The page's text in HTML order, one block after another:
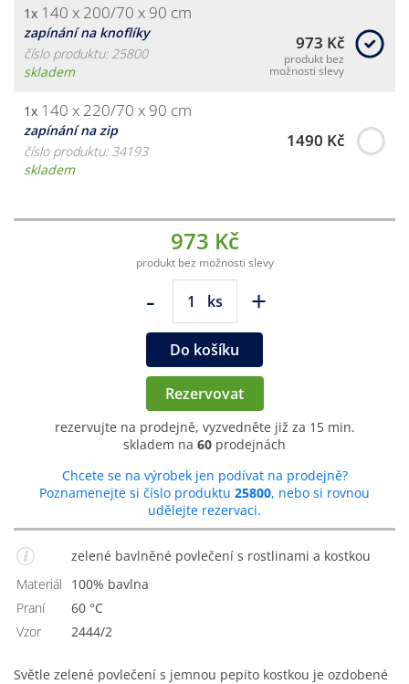
1x 140 x 200/70 x 90 cm
zapínání na knoflíky
číslo produktu: 25800
skladem
973 Kč
produkt bez
možnosti slevy
1x 140 x 220/70 x 90 cm
zapínání na zip
číslo produktu: 34193
skladem
1490 Kč
973 Kč
produkt bez možnosti slevy
- ks +
Do košíku
Rezervovat
rezervujte na prodejně, vyzvedněte již za 15 min.
skladem na 60 prodejnách
Chcete se na výrobek jen podívat na prodejně?
Poznamenejte si číslo produktu 25800, nebo si rovnou
udělejte rezervaci.
zelené bavlněné povlečení s rostlinami a kostkou
Materiál
100% bavlna
Praní
60 °C
Vzor
2444/2
Světle zelené povlečení s jemnou pepito kostkou je ozdobené